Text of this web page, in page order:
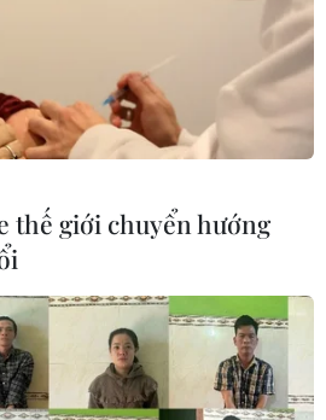
có hoàn cảnh khó khăn, trong
em nghèo, khuyết tật.
thế giới chuyển hướng